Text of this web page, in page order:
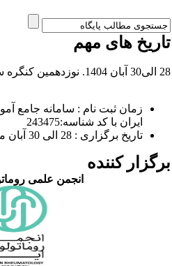
های مهم
نوزدهمین کنگره سالیانه انجمن روماتولوژی ایران
زمان ثبت نام : سامانه جامع
ایران با کد شناسه:243475
تاریخ برگزاری : 28 الی 30 آبان ماه 1404
کننده
انجمن علمی